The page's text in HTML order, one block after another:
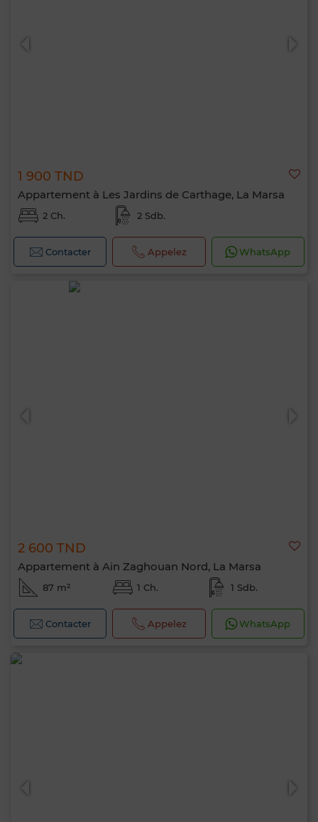
1 900 TND
Appartement à Les Jardins de Carthage, La Marsa
2 Ch. 2 Sdb.
Contacter Appelez WhatsApp
2 600 TND
Appartement à Ain Zaghouan Nord, La Marsa
87 m² 1 Ch. 1 Sdb.
Contacter Appelez WhatsApp